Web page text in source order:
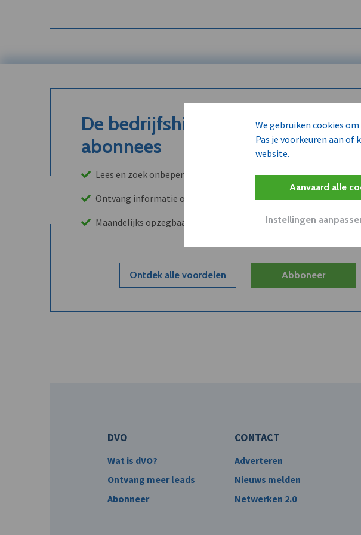
We gebruiken cookies
Pas je voorkeuren aan of
website.
Aanvaard alle
Instellingen
De bedrijfshistoriek is enkel voor
abonnees
Lees en zoek onbeperkt in onze archieven
Ontvang informatie over leads, klanten, concurrenten en/of
Maandelijks opzegbaar
Ontdek alle voordelen Abboneer
DVO
Wat is dVO?
Ontvang meer leads
Abonneer
CONTACT
Adverteren
Nieuws melden
Netwerken 2.0